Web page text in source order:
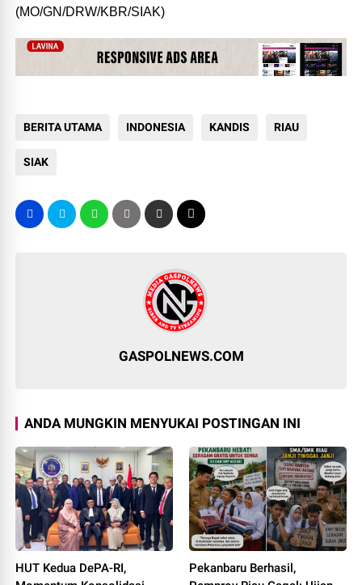
(MO/GN/DRW/KBR/SIAK)
BERITA UTAMA INDONESIA KANDIS RIAU
SIAK
GASPOLNEWS.COM
ANDA MUNGKIN MENYUKAI POSTINGAN INI
HUT Kedua DePA-RI,
Pekanbaru Berhasil,